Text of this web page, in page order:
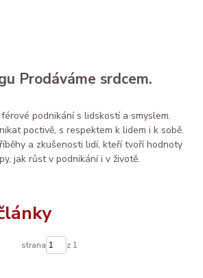
Prodáváme srdcem.
podnikání s lidskostí a smyslem.
poctivě, s respektem k lidem i k sobě.
a zkušenosti lidí, kteří tvoří hodnoty
jak růst v podnikání i v životě.
strana z 1